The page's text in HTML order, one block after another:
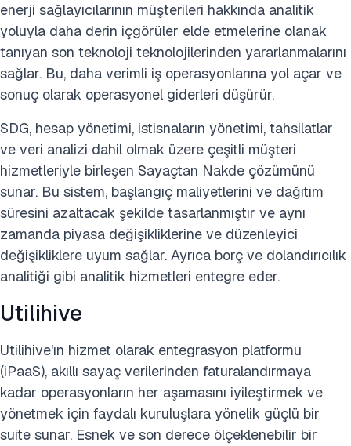
enerji sağlayıcılarının müşterileri hakkında analitik
yoluyla daha derin içgörüler elde etmelerine olanak
tanıyan son teknoloji teknolojilerinden yararlanmalarını
sağlar. Bu, daha verimli iş operasyonlarına yol açar ve
sonuç olarak operasyonel giderleri düşürür.
SDG, hesap yönetimi, istisnaların yönetimi, tahsilatlar
ve veri analizi dahil olmak üzere çeşitli müşteri
hizmetleriyle birleşen Sayaçtan Nakde çözümünü
sunar. Bu sistem, başlangıç maliyetlerini ve dağıtım
süresini azaltacak şekilde tasarlanmıştır ve aynı
zamanda piyasa değişikliklerine ve düzenleyici
değişikliklere uyum sağlar. Ayrıca borç ve dolandırıcılık
analitiği gibi analitik hizmetleri entegre eder.
Utilihive
Utilihive'ın hizmet olarak entegrasyon platformu
(iPaaS), akıllı sayaç verilerinden faturalandırmaya
kadar operasyonların her aşamasını iyileştirmek ve
yönetmek için faydalı kuruluşlara yönelik güçlü bir
suite sunar. Esnek ve son derece ölçeklenebilir bir